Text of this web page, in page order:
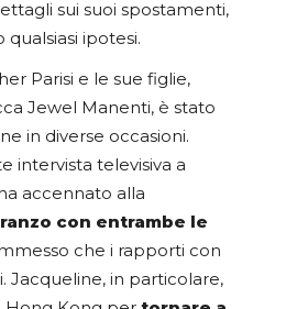
sui suoi spostamenti,
qualsiasi ipotesi.
Parisi e le sue figlie,
Jewel Manenti, è stato
in diverse occasioni.
intervista televisiva a
accennato alla
con entrambe le
che i rapporti con
Jacqueline, in particolare,